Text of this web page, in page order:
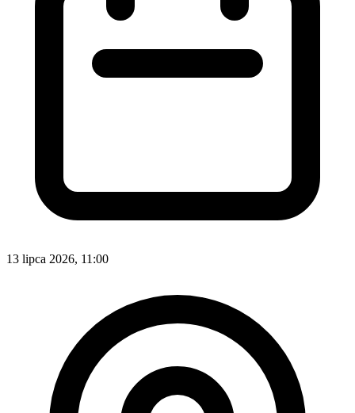
13 lipca 2026, 11:00